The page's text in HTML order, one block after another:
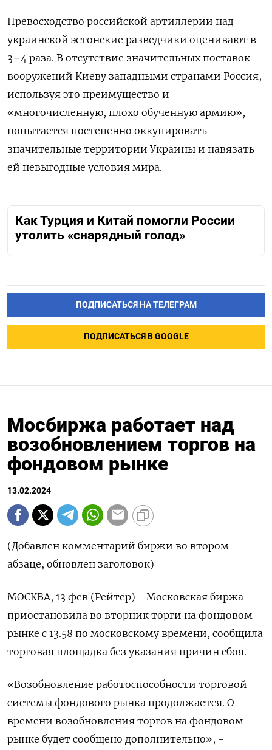
Превосходство российской артиллерии над
украинской эстонские разведчики оценивают в
3–4 раза. В отсутствие значительных поставок
вооружений Киеву западными странами Россия,
используя это преимущество и
«многочисленную, плохо обученную армию»,
попытается постепенно оккупировать
значительные территории Украины и навязать
ей невыгодные условия мира.
Как Турция и Китай помогли России
утолить «снарядный голод»
ПОДПИСАТЬСЯ НА ТЕЛЕГРАМ
ПОДПИСАТЬСЯ В GOOGLE
Мосбиржа работает над
возобновлением торгов на
фондовом рынке
13.02.2024
(Добавлен комментарий биржи во втором
абзаце, обновлен заголовок)
МОСКВА, 13 фев (Рейтер) - Московская биржа
приостановила во вторник торги на фондовом
рынке с 13.58 по московскому времени, сообщила
торговая площадка без указания причин сбоя.
«Возобновление работоспособности торговой
системы фондового рынка продолжается. О
времени возобновления торгов на фондовом
рынке будет сообщено дополнительно», -